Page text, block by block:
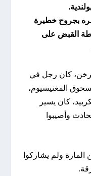
بجروح خطيرة
القبض على
كان رجل في
المغنيسيوم،
كان يسير
وأصيبوا
ولم يشاركوا